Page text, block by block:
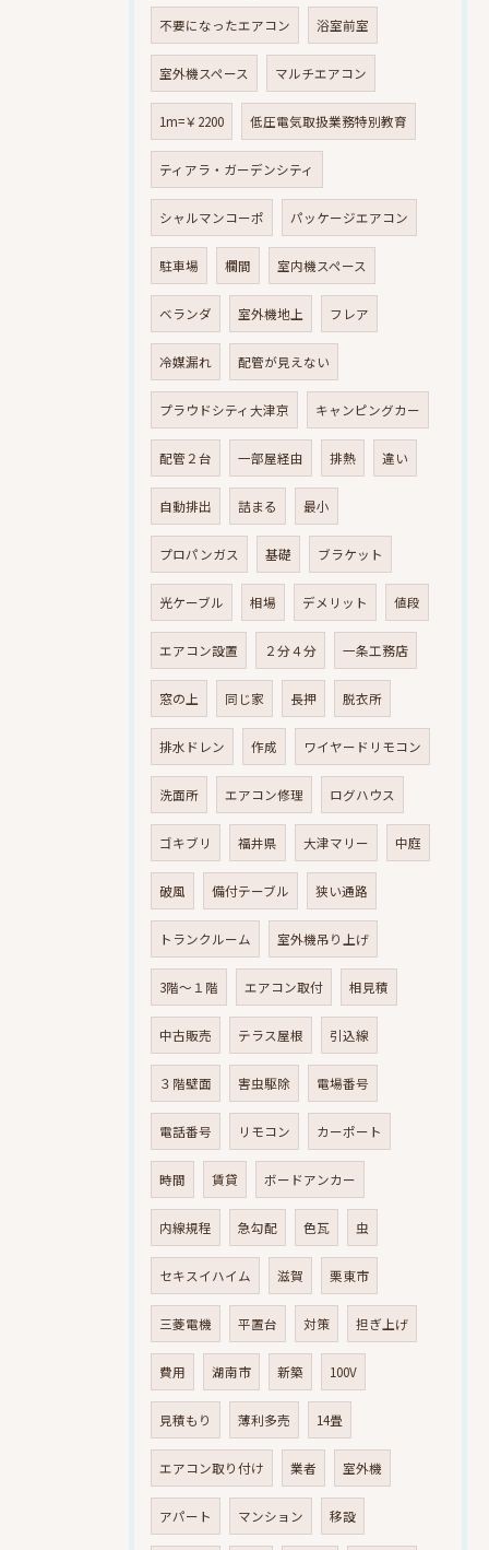
不要になったエアコン 浴室前室
室外機スペース マルチエアコン
1m=￥2200 低圧電気取扱業務特別教育
ティアラ・ガーデンシティ
シャルマンコーポ パッケージエアコン
駐車場 欄間 室内機スペース
ベランダ 室外機地上 フレア
冷媒漏れ 配管が見えない
プラウドシティ大津京 キャンピングカー
配管２台 一部屋経由 排熱 違い
自動排出 詰まる 最小
プロパンガス 基礎 ブラケット
光ケーブル 相場 デメリット 値段
エアコン設置 ２分４分 一条工務店
窓の上 同じ家 長押 脱衣所
排水ドレン 作成 ワイヤードリモコン
洗面所 エアコン修理 ログハウス
ゴキブリ 福井県 大津マリー 中庭
破風 備付テーブル 狭い通路
トランクルーム 室外機吊り上げ
3階～１階 エアコン取付 相見積
中古販売 テラス屋根 引込線
３階壁面 害虫駆除 電場番号
電話番号 リモコン カーポート
時間 賃貸 ボードアンカー
内線規程 急勾配 色瓦 虫
セキスイハイム 滋賀 栗東市
三菱電機 平置台 対策 担ぎ上げ
費用 湖南市 新築 100V
見積もり 薄利多売 14畳
エアコン取り付け 業者 室外機
アパート マンション 移設